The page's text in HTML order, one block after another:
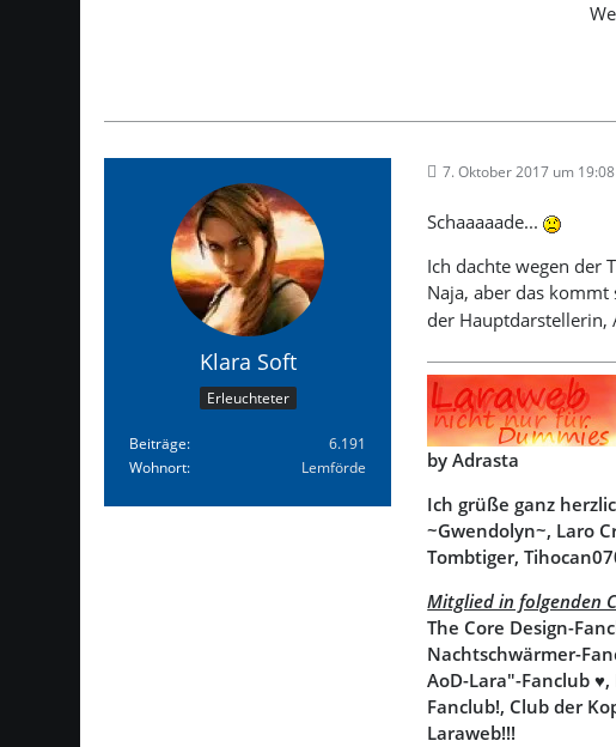
Klara Soft
Erleuchteter
Beiträge
6.191
Wohnort
Lemförde
7. Oktober 2017 um 19:08
Schaaaaade...
Ich dachte wegen der
Naja, aber das
der Hauptdarstellerin,
by Adrasta
Ich grüße ganz
~Gwendolyn~, Laro
Tombtiger,
Mitglied in folgenden
The Core Design-
Nachtschwärmer-
AoD-Lara"-Fanclub
Fanclub!, Club der
Laraweb!!!